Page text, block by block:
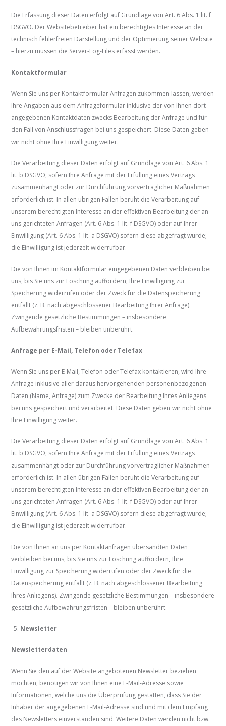
Die Erfassung dieser Daten erfolgt auf Grundlage von Art. 6 Abs. 1 lit. f
DSGVO. Der Websitebetreiber hat ein berechtigtes Interesse an der
technisch fehlerfreien Darstellung und der Optimierung seiner Website
– hierzu müssen die Server-Log-Files erfasst werden.
Kontaktformular
Wenn Sie uns per Kontaktformular Anfragen zukommen lassen, werden
Ihre Angaben aus dem Anfrageformular inklusive der von Ihnen dort
angegebenen Kontaktdaten zwecks Bearbeitung der Anfrage und für
den Fall von Anschlussfragen bei uns gespeichert. Diese Daten geben
wir nicht ohne Ihre Einwilligung weiter.
Die Verarbeitung dieser Daten erfolgt auf Grundlage von Art. 6 Abs. 1
lit. b DSGVO, sofern Ihre Anfrage mit der Erfüllung eines Vertrags
zusammenhängt oder zur Durchführung vorvertraglicher Maßnahmen
erforderlich ist. In allen übrigen Fällen beruht die Verarbeitung auf
unserem berechtigten Interesse an der effektiven Bearbeitung der an
uns gerichteten Anfragen (Art. 6 Abs. 1 lit. f DSGVO) oder auf Ihrer
Einwilligung (Art. 6 Abs. 1 lit. a DSGVO) sofern diese abgefragt wurde;
die Einwilligung ist jederzeit widerrufbar.
Die von Ihnen im Kontaktformular eingegebenen Daten verbleiben bei
uns, bis Sie uns zur Löschung auffordern, Ihre Einwilligung zur
Speicherung widerrufen oder der Zweck für die Datenspeicherung
entfällt (z. B. nach abgeschlossener Bearbeitung Ihrer Anfrage).
Zwingende gesetzliche Bestimmungen – insbesondere
Aufbewahrungsfristen – bleiben unberührt.
Anfrage per E-Mail, Telefon oder Telefax
Wenn Sie uns per E-Mail, Telefon oder Telefax kontaktieren, wird Ihre
Anfrage inklusive aller daraus hervorgehenden personenbezogenen
Daten (Name, Anfrage) zum Zwecke der Bearbeitung Ihres Anliegens
bei uns gespeichert und verarbeitet. Diese Daten geben wir nicht ohne
Ihre Einwilligung weiter.
Die Verarbeitung dieser Daten erfolgt auf Grundlage von Art. 6 Abs. 1
lit. b DSGVO, sofern Ihre Anfrage mit der Erfüllung eines Vertrags
zusammenhängt oder zur Durchführung vorvertraglicher Maßnahmen
erforderlich ist. In allen übrigen Fällen beruht die Verarbeitung auf
unserem berechtigten Interesse an der effektiven Bearbeitung der an
uns gerichteten Anfragen (Art. 6 Abs. 1 lit. f DSGVO) oder auf Ihrer
Einwilligung (Art. 6 Abs. 1 lit. a DSGVO) sofern diese abgefragt wurde;
die Einwilligung ist jederzeit widerrufbar.
Die von Ihnen an uns per Kontaktanfragen übersandten Daten
verbleiben bei uns, bis Sie uns zur Löschung auffordern, Ihre
Einwilligung zur Speicherung widerrufen oder der Zweck für die
Datenspeicherung entfällt (z. B. nach abgeschlossener Bearbeitung
Ihres Anliegens). Zwingende gesetzliche Bestimmungen – insbesondere
gesetzliche Aufbewahrungsfristen – bleiben unberührt.
Newsletter
Newsletter­daten
Wenn Sie den auf der Website angebotenen Newsletter beziehen
möchten, benötigen wir von Ihnen eine E-Mail-Adresse sowie
Informationen, welche uns die Überprüfung gestatten, dass Sie der
Inhaber der angegebenen E-Mail-Adresse sind und mit dem Empfang
des Newsletters einverstanden sind. Weitere Daten werden nicht bzw.